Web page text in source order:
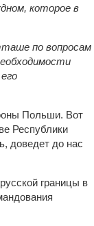
которое в
по вопросам
Польши. Вот
Республики
доведет до нас
границы в